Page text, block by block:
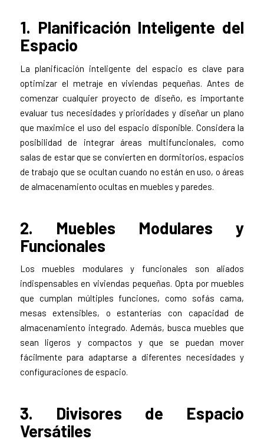
1. Planificación Inteligente del
Espacio
La planificación inteligente del espacio es clave para
optimizar el metraje en viviendas pequeñas. Antes de
comenzar cualquier proyecto de diseño, es importante
evaluar tus necesidades y prioridades y diseñar un plano
que maximice el uso del espacio disponible. Considera la
posibilidad de integrar áreas multifuncionales, como
salas de estar que se convierten en dormitorios, espacios
de trabajo que se ocultan cuando no están en uso, o áreas
de almacenamiento ocultas en muebles y paredes.
2. Muebles Modulares y
Funcionales
Los muebles modulares y funcionales son aliados
indispensables en viviendas pequeñas. Opta por muebles
que cumplan múltiples funciones, como sofás cama,
mesas extensibles, o estanterías con capacidad de
almacenamiento integrado. Además, busca muebles que
sean ligeros y compactos y que se puedan mover
fácilmente para adaptarse a diferentes necesidades y
configuraciones de espacio.
3. Divisores de Espacio
Versátiles